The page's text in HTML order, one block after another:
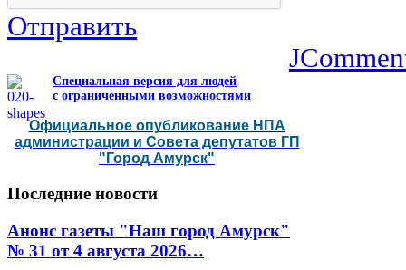
Отправить
Специальная версия для людей
с ограниченными возможностями
Официальное опубликование НПА
администрации и Совета депутатов ГП
"Город Амурск"
Последние новости
Анонс газеты "Наш город Амурск"
№ 31 от 4 августа 2026…